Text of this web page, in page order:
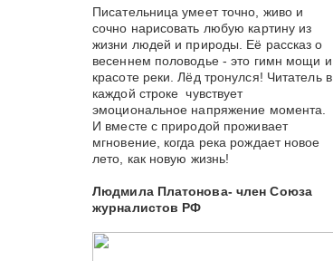
Писательница умеет точно, живо и
сочно нарисовать любую картину из
жизни людей и природы. Её рассказ о
весеннем половодье - это гимн мощи и
красоте реки. Лёд тронулся! Читатель в
каждой строке чувствует
эмоциональное напряжение момента.
И вместе с природой проживает
мгновение, когда река рождает новое
лето, как новую жизнь!
Людмила Платонова- член Союза
журналистов РФ